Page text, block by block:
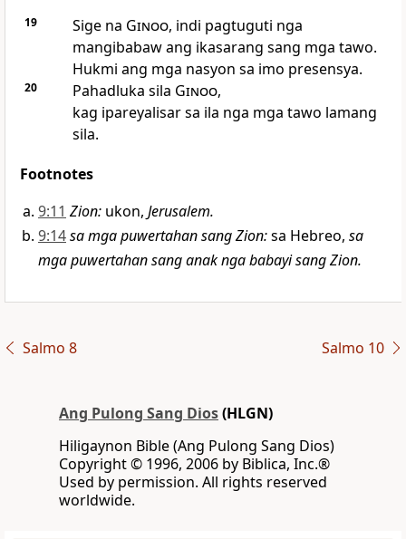
19 Sige na Ginoo, indi pagtuguti nga
mangibabaw ang ikasarang sang mga tawo.
Hukmi ang mga nasyon sa imo presensya.
20 Pahadluka sila Ginoo,
kag ipareyalisar sa ila nga mga tawo lamang
sila.
Footnotes
9:11 Zion: ukon, Jerusalem.
9:14sa mga puwertahan sang Zion:sa Hebreo, sa
mga puwertahan sang anak nga babayi sang Zion.
Salmo 8 Salmo 10
Ang Pulong Sang Dios(HLGN)
Hiligaynon Bible (Ang Pulong Sang Dios)
Copyright © 1996, 2006 by Biblica, Inc.®
Used by permission. All rights reserved
worldwide.